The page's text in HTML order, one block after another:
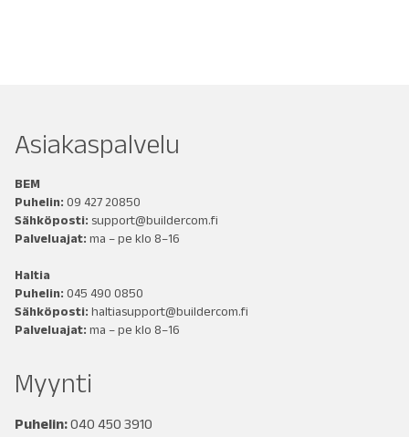
Asiakaspalvelu
BEM
Puhelin: 09 427 20850
Sähköposti: support@buildercom.fi
Palveluajat: ma – pe klo 8–16
Haltia
Puhelin: 045 490 0850
Sähköposti: haltiasupport@buildercom.fi
Palveluajat: ma – pe klo 8–16
Myynti
Puhelin:040 450 3910